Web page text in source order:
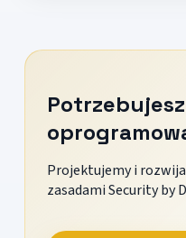
Projektujemy i
zasadami Security by